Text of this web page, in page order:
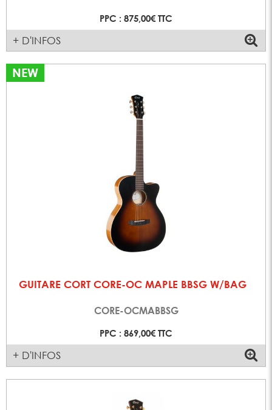
PPC : 875,00€ TTC
+ D'INFOS
NEW
GUITARE CORT CORE-OC MAPLE BBSG W/BAG
CORE-OCMABBSG
PPC : 869,00€ TTC
+ D'INFOS